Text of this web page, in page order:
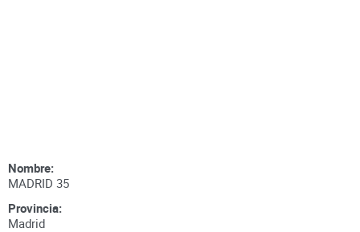
Nombre:
MADRID 35
Provincia:
Madrid